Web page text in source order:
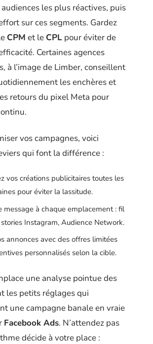
les plus réactives, puis
sur ces segments. Gardez
CPM et le CPL pour éviter de
Certaines agences
à l’image de Limber, conseillent
les enchères et
retours du pixel Meta pour
vos campagnes, voici
qui font la différence :
vos créations publicitaires toutes les
pour éviter la lassitude.
message à chaque emplacement : fil
stories Instagram, Audience Network.
annonces avec des offres limitées
personnalisés selon la cible.
une analyse pointue des
les petits réglages qui
une campagne banale en vraie
Facebook Ads. N’attendez pas
décide à votre place :